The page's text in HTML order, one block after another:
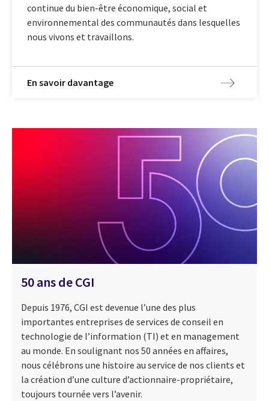
continue du bien-être économique, social et
environnemental des communautés dans lesquelles
nous vivons et travaillons.
En savoir davantage
50 ans de CGI
Depuis 1976, CGI est devenue l’une des plus
importantes entreprises de services de conseil en
technologie de l’information (TI) et en management
au monde. En soulignant nos 50 années en affaires,
nous célébrons une histoire au service de nos clients et
la création d’une culture d’actionnaire-propriétaire,
toujours tournée vers l’avenir.